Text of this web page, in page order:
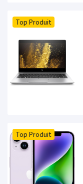
Top Produit
Top Produit